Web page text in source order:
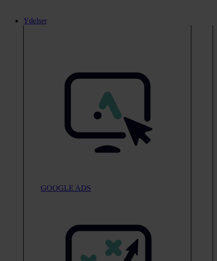
Ydelser
GOOGLE ADS